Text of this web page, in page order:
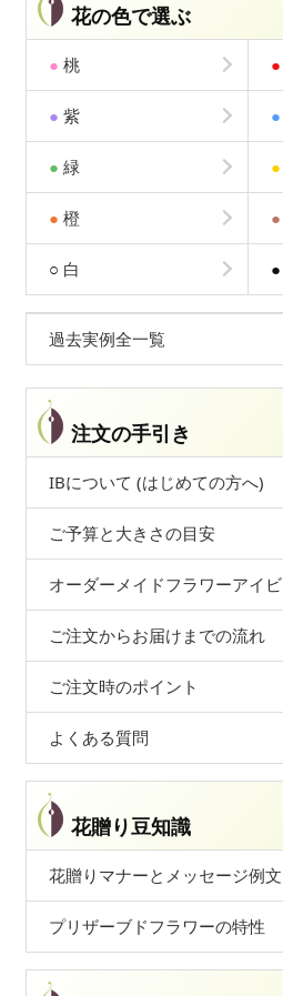
花の色で選ぶ
● 桃 ●
● 紫 ●
● 緑 ●
● 橙 ●
○ 白 ●
過去実例全一覧
注文の手引き
IBについて (はじめての方へ)
ご予算と大きさの目安
オーダーメイドフラワーアイ
ご注文からお届けまでの流れ
ご注文時のポイント
よくある質問
花贈り豆知識
花贈りマナーとメッセージ例文
プリザーブドフラワーの特性